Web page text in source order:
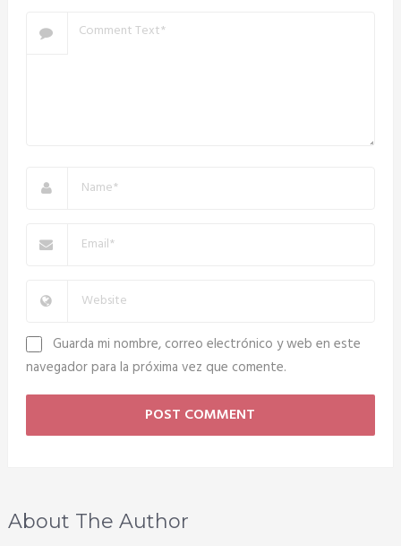
Guarda mi nombre, correo electrónico y web en este
navegador para la próxima vez que comente.
About The Author